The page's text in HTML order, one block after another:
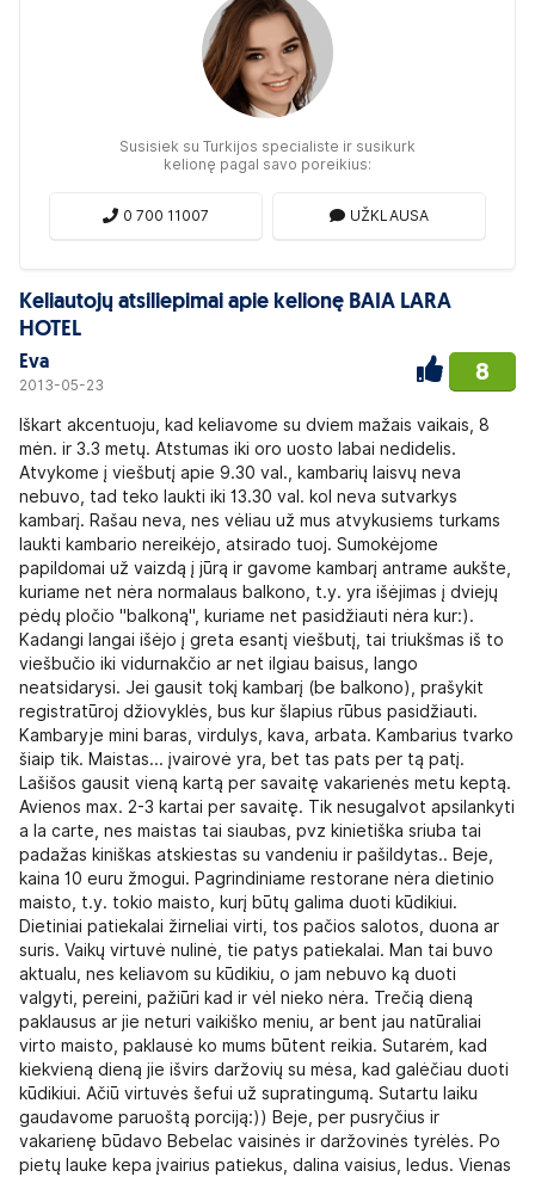
Susisiek su Turkijos specialiste ir susikurk
kelionę pagal savo poreikius:
0 700 11007 UŽKLAUSA
Keliautojų atsiliepimai apie kelionę BAIA LARA
HOTEL
Eva
2013-05-23 8
Iškart akcentuoju, kad keliavome su dviem mažais vaikais, 8
mėn. ir 3.3 metų. Atstumas iki oro uosto labai nedidelis.
Atvykome į viešbutį apie 9.30 val., kambarių laisvų neva
nebuvo, tad teko laukti iki 13.30 val. kol neva sutvarkys
kambarį. Rašau neva, nes vėliau už mus atvykusiems turkams
laukti kambario nereikėjo, atsirado tuoj. Sumokėjome
papildomai už vaizdą į jūrą ir gavome kambarį antrame aukšte,
kuriame net nėra normalaus balkono, t.y. yra išėjimas į dviejų
pėdų pločio "balkoną", kuriame net pasidžiauti nėra kur:).
Kadangi langai išėjo į greta esantį viešbutį, tai triukšmas iš to
viešbučio iki vidurnakčio ar net ilgiau baisus, lango
neatsidarysi. Jei gausit tokį kambarį (be balkono), prašykit
registratūroj džiovyklės, bus kur šlapius rūbus pasidžiauti.
Kambaryje mini baras, virdulys, kava, arbata. Kambarius tvarko
šiaip tik. Maistas... įvairovė yra, bet tas pats per tą patį.
Lašišos gausit vieną kartą per savaitę vakarienės metu keptą.
Avienos max. 2-3 kartai per savaitę. Tik nesugalvot apsilankyti
a la carte, nes maistas tai siaubas, pvz kinietiška sriuba tai
padažas kiniškas atskiestas su vandeniu ir pašildytas.. Beje,
kaina 10 euru žmogui. Pagrindiniame restorane nėra dietinio
maisto, t.y. tokio maisto, kurį būtų galima duoti kūdikiui.
Dietiniai patiekalai žirneliai virti, tos pačios salotos, duona ar
suris. Vaikų virtuvė nulinė, tie patys patiekalai. Man tai buvo
aktualu, nes keliavom su kūdikiu, o jam nebuvo ką duoti
valgyti, pereini, pažiūri kad ir vėl nieko nėra. Trečią dieną
paklausus ar jie neturi vaikiško meniu, ar bent jau natūraliai
virto maisto, paklausė ko mums būtent reikia. Sutarėm, kad
kiekvieną dieną jie išvirs daržovių su mėsa, kad galėčiau duoti
kūdikiui. Ačiū virtuvės šefui už supratingumą. Sutartu laiku
gaudavome paruoštą porciją:)) Beje, per pusryčius ir
vakarienę būdavo Bebelac vaisinės ir daržovinės tyrėlės. Po
pietų lauke kepa įvairius patiekus, dalina vaisius, ledus. Vienas